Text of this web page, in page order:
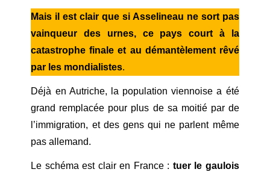
Mais il est clair que si Asselineau ne sort pas
vainqueur des urnes, ce pays court à la
catastrophe finale et au démantèlement rêvé
par les mondialistes.
Déjà en Autriche, la population viennoise a été
grand remplacée pour plus de sa moitié par de
l’immigration, et des gens qui ne parlent même
pas allemand.
Le schéma est clair en France : tuer le gaulois